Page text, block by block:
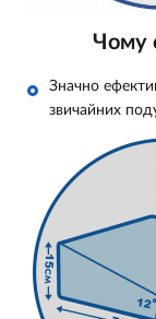
Чому
Значно
звичайних